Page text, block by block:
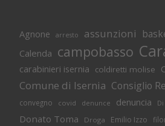
Agnone arresto assunzioni
Calenda campobasso
carabinieri isernia coldiretti molise
Comune di Isernia Consiglio
convegno covid denunce denuncia
Donato Toma Droga Emilio Izzo